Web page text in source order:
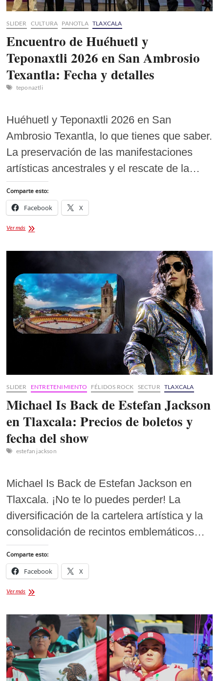
SLIDER CULTURA PANOTLA TLAXCALA
Encuentro de Huéhuetl y
Teponaxtli 2026 en San Ambrosio
Texantla: Fecha y detalles
teponaztli
Huéhuetl y Teponaxtli 2026 en San
Ambrosio Texantla, lo que tienes que saber.
La preservación de las manifestaciones
artísticas ancestrales y el rescate de la…
Comparte esto:
Facebook X
Ver másEncuentro
en
San
Ambrosio
Texantla:
Fecha
y
detalles
SLIDER ENTRETENIMIENTO FÉLIDOS ROCK SECTUR TLAXCALA
Michael Is Back de Estefan Jackson
en Tlaxcala: Precios de boletos y
fecha del show
estefan jackson
Michael Is Back de Estefan Jackson en
Tlaxcala. ¡No te lo puedes perder! La
diversificación de la cartelera artística y la
consolidación de recintos emblemáticos…
Comparte esto:
Facebook X
Ver másMichael
de
Estefan
Jackson
en
Tlaxcala:
Precios
de
boletos